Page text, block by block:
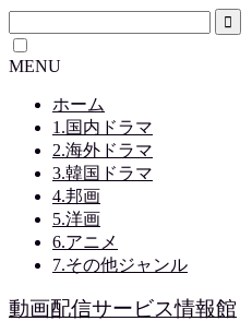
MENU
ホーム
1.国内ドラマ
2.海外ドラマ
3.韓国ドラマ
4.邦画
5.洋画
6.アニメ
7.その他ジャンル
動画配信サービス情報館